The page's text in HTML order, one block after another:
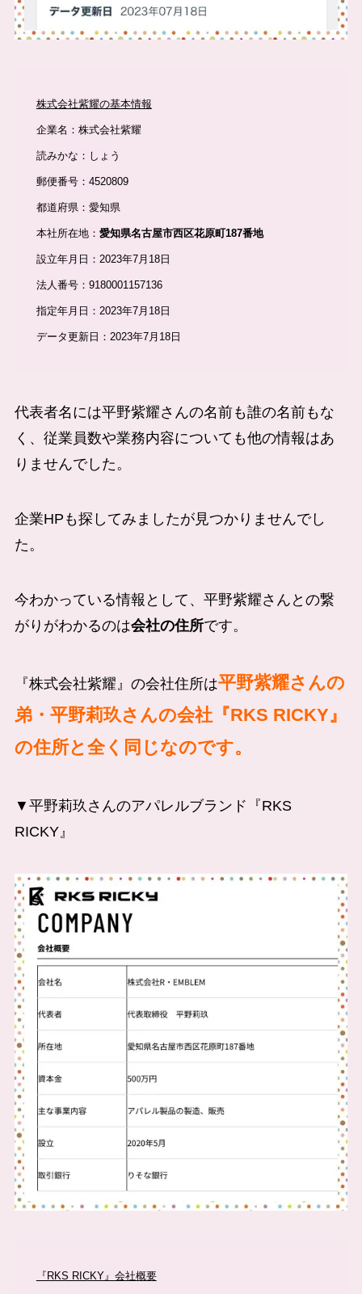
株式会社紫耀の基本情報
企業名：株式会社紫耀
読みかな：しょう
郵便番号：4520809
都道府県：愛知県
本社所在地： 愛知県名古屋市西区花原町187番地
設立年月日：2023年7月18日
法人番号：9180001157136
指定年月日：2023年7月18日
データ更新日：2023年7月18日
代表者名には平野紫耀さんの名前も誰の名前もな
く、従業員数や業務内容についても他の情報はあ
りませんでした。
企業HPも探してみましたが見つかりませんでし
た。
今わかっている情報として、平野紫耀さんとの繋
がりがわかるのは会社の住所です。
『株式会社紫耀』の会社住所は平野紫耀さんの
弟・平野莉玖さんの会社『RKS RICKY』
の住所と全く同じなのです。
▼平野莉玖さんのアパレルブランド『RKS
RICKY』
『RKS RICKY』会社概要